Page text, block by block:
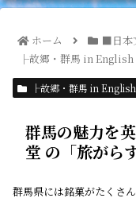
ホーム
■日本
├故郷・群馬 in English
├故郷・群馬 in English
群馬の魅力を
堂 の「旅がらす
群馬県には銘菓がたくさ